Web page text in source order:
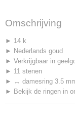
Omschrijving
► 14 k
► Nederlands goud
► Verkrijgbaar in
► 11 stenen
► ↔ damesring 3.5
► Bekijk de ringen in